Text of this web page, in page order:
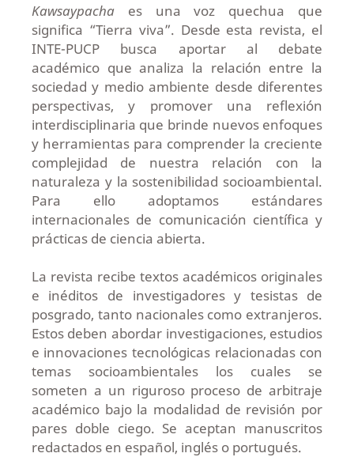
Kawsaypacha es una voz quechua que
significa “Tierra viva”. Desde esta revista, el
INTE-PUCP busca aportar al debate
académico que analiza la relación entre la
sociedad y medio ambiente desde diferentes
perspectivas, y promover una reflexión
interdisciplinaria que brinde nuevos enfoques
y herramientas para comprender la creciente
complejidad de nuestra relación con la
naturaleza y la sostenibilidad socioambiental.
Para ello adoptamos estándares
internacionales de comunicación científica y
prácticas de ciencia abierta.
La revista recibe textos académicos originales
e inéditos de investigadores y tesistas de
posgrado, tanto nacionales como extranjeros.
Estos deben abordar investigaciones, estudios
e innovaciones tecnológicas relacionadas con
temas socioambientales los cuales se
someten a un riguroso proceso de arbitraje
académico bajo la modalidad de revisión por
pares doble ciego. Se aceptan manuscritos
redactados en español, inglés o portugués.